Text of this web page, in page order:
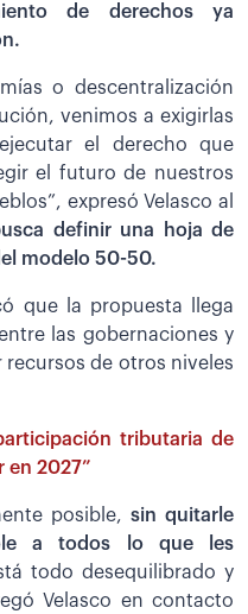
de derechos ya
o descentralización
venimos a exigirlas
el derecho que
el futuro de nuestros
expresó Velasco al
definir una hoja de
modelo 50-50.
que la propuesta llega
las gobernaciones y
de otros niveles
tributaria de
en 2027”
posible, sin quitarle
a todos lo que les
todo desequilibrado y
Velasco en contacto